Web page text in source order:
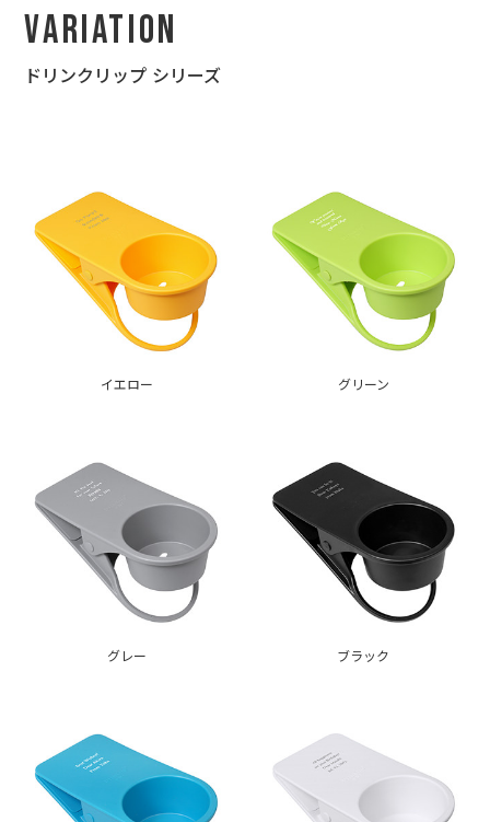
Variation
ドリンクリップ シリーズ
イエロー グリーン
グレー ブラック